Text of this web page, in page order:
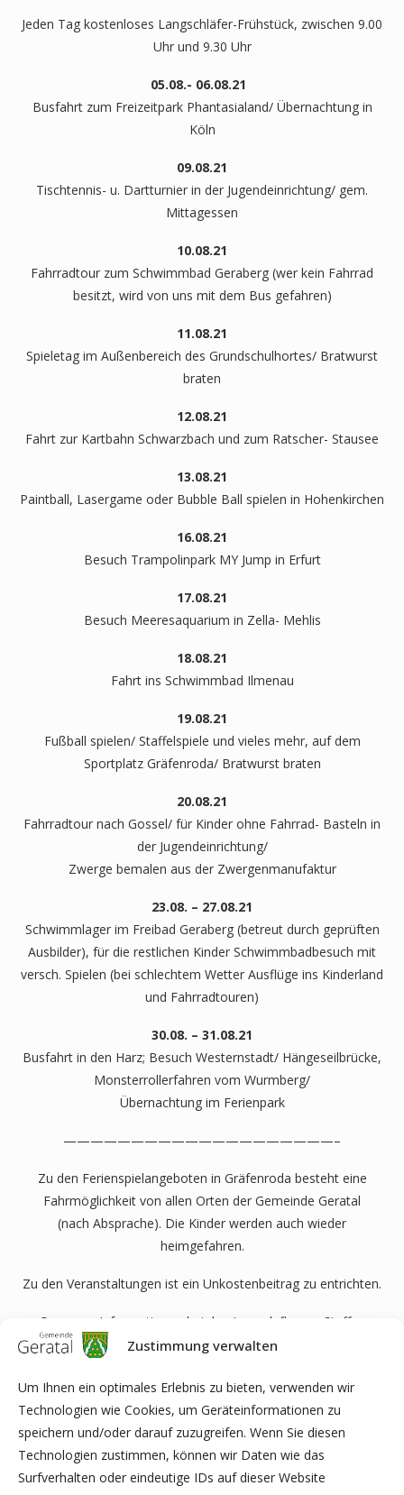
Zustimmung verwalten
Um Ihnen ein optimales Erlebnis zu bieten, verwenden wir
Technologien wie Cookies, um Geräteinformationen zu
speichern und/oder darauf zuzugreifen. Wenn Sie diesen
Technologien zustimmen, können wir Daten wie das
Surfverhalten oder eindeutige IDs auf dieser Website
Jeden Tag kostenloses Langschläfer-Frühstück, zwischen 9.00
Uhr und 9.30 Uhr
05.08.- 06.08.21
Busfahrt zum Freizeitpark Phantasialand/ Übernachtung in
Köln
09.08.21
Tischtennis- u. Dartturnier in der Jugendeinrichtung/ gem.
Mittagessen
10.08.21
Fahrradtour zum Schwimmbad Geraberg (wer kein Fahrrad
besitzt, wird von uns mit dem Bus gefahren)
11.08.21
Spieletag im Außenbereich des Grundschulhortes/ Bratwurst
braten
12.08.21
Fahrt zur Kartbahn Schwarzbach und zum Ratscher- Stausee
13.08.21
Paintball, Lasergame oder Bubble Ball spielen in Hohenkirchen
16.08.21
Besuch Trampolinpark MY Jump in Erfurt
17.08.21
Besuch Meeresaquarium in Zella- Mehlis
18.08.21
Fahrt ins Schwimmbad Ilmenau
19.08.21
Fußball spielen/ Staffelspiele und vieles mehr, auf dem
Sportplatz Gräfenroda/ Bratwurst braten
20.08.21
Fahrradtour nach Gossel/ für Kinder ohne Fahrrad- Basteln in
der Jugendeinrichtung/
Zwerge bemalen aus der Zwergenmanufaktur
23.08. – 27.08.21
Schwimmlager im Freibad Geraberg (betreut durch geprüften
Ausbilder), für die restlichen Kinder Schwimmbadbesuch mit
versch. Spielen (bei schlechtem Wetter Ausflüge ins Kinderland
und Fahrradtouren)
30.08. – 31.08.21
Busfahrt in den Harz; Besuch Westernstadt/ Hängeseilbrücke,
Monsterrollerfahren vom Wurmberg/
Übernachtung im Ferienpark
————————————————————–
Zu den Ferienspielangeboten in Gräfenroda besteht eine
Fahrmöglichkeit von allen Orten der Gemeinde Geratal
(nach Absprache). Die Kinder werden auch wieder
heimgefahren.
Zu den Veranstaltungen ist ein Unkostenbeitrag zu entrichten.
Genauere Informationen bei den Jugendpflegern Steffen
Fischer unter 0160 8000575
oder bei Melanie Rook unter 036205 71923.
Anmeldungen mit Anzahlung werden ab sofort
entgegengenommen.
Berichte und Fotoserien über Veranstaltungen und Ferienspiele